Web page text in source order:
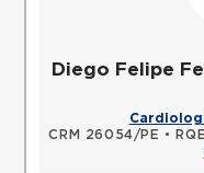
Diego Felipe
CRM 26054/PE •